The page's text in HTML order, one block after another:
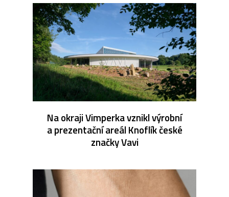
Na okraji Vimperka vznikl výrobní
a prezentační areál Knoflík české
značky Vavi